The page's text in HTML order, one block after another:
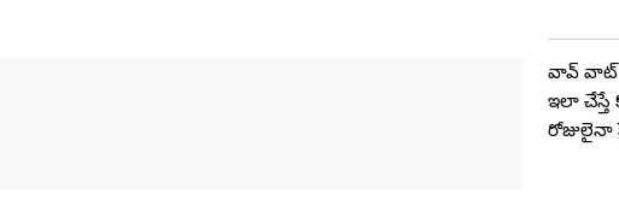
వావ్
ఇలా చేస్తే
రోజులైనా